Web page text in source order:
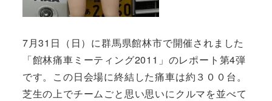
7月31日（日）に群馬県館林市で開催されました
「館林痛車ミーティング2011」のレポート第4弾
です。この日会場に終結した痛車は約３００台。
芝生の上でチームごと思い思いにクルマを並べて